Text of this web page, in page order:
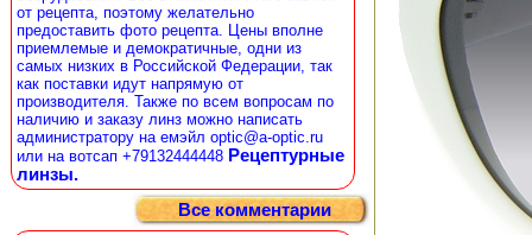
от рецепта, поэтому желательно
предоставить фото рецепта. Цены вполне
приемлемые и демократичные, одни из
самых низких в Российской Федерации, так
как поставки идут напрямую от
производителя. Также по всем вопросам по
наличию и заказу линз можно написать
администратору на емэйл optic@a-optic.ru
или на вотсап +79132444448 Рецептурные
линзы.
Все комментарии